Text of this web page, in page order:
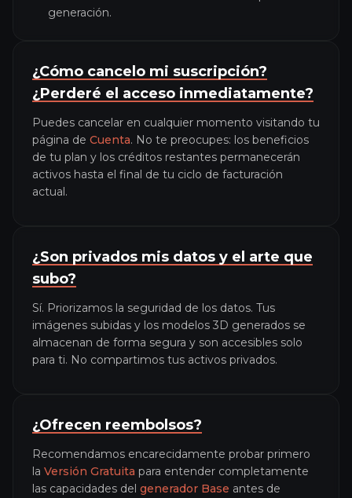
generación.
¿Cómo cancelo mi suscripción?
¿Perderé el acceso inmediatamente?
Puedes cancelar en cualquier momento visitando tu
página de Cuenta. No te preocupes: los beneficios
de tu plan y los créditos restantes permanecerán
activos hasta el final de tu ciclo de facturación
actual.
¿Son privados mis datos y el arte que
subo?
Sí. Priorizamos la seguridad de los datos. Tus
imágenes subidas y los modelos 3D generados se
almacenan de forma segura y son accesibles solo
para ti. No compartimos tus activos privados.
¿Ofrecen reembolsos?
Recomendamos encarecidamente probar primero
la Versión Gratuita para entender completamente
las capacidades del generador Base antes de